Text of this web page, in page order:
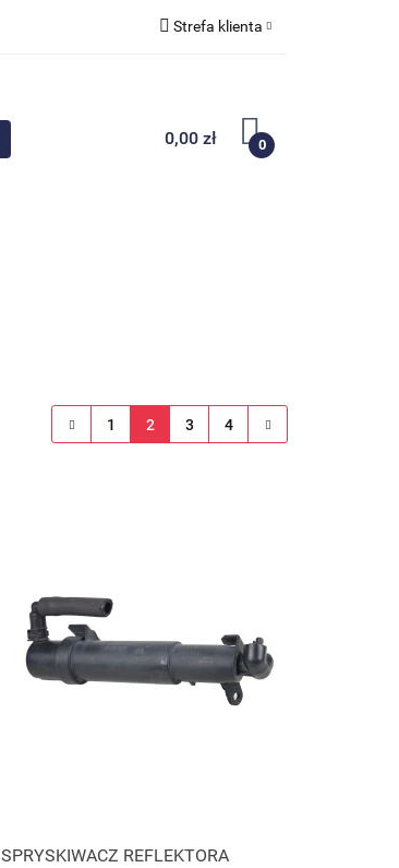
Strefa klienta
Zarejestruj się
Dodaj zgłoszenie
0,00 zł 0
1 2 3 4
SPRYSKIWACZ REFLEKTORA